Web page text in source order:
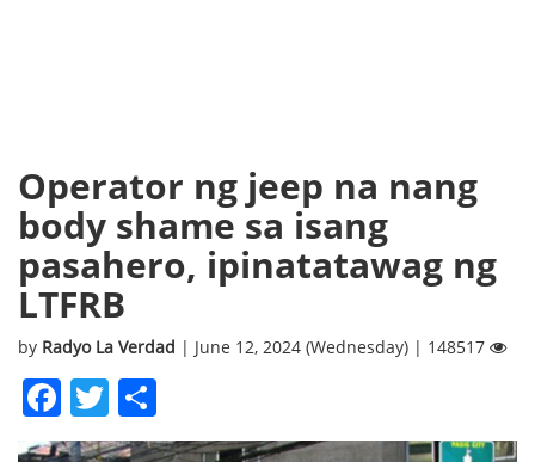
Operator ng jeep na nang
body shame sa isang
pasahero, ipinatatawag ng
LTFRB
by Radyo La Verdad | June 12, 2024 (Wednesday) | 148517
Facebook
Twitter